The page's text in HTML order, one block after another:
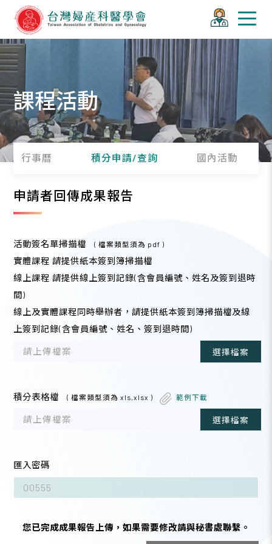
課程活動
行事曆 積分申請/查詢 國內活動
申請者回傳成果報告
活動簽名單掃描檔 ( 檔案類型須為 pdf )
實體課程 請提供紙本簽到簿掃描檔
線上課程 請提供線上簽到記錄(含會員編號、姓名及簽到退時
間)
線上及實體課程同時舉辦者，請提供紙本簽到簿掃描檔及線
上簽到記錄(含會員編號、姓名、簽到退時間)
請上傳檔案 選擇檔案
積分表格檔 ( 檔案類型須為 xls,xlsx ) 範例下載
請上傳檔案 選擇檔案
匯入密碼
您已完成成果報告上傳，如果需要修改請與秘書處聯繫。